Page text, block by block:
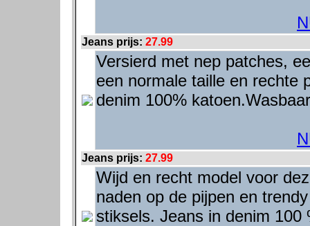
Jeans prijs: 27.99
Versierd met nep patches,
een normale taille en rechte
denim 100%
Jeans prijs: 27.99
Wijd en recht model voor
naden op de pijpen en
stiksels. Jeans in denim 100